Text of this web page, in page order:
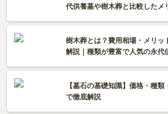
代供養墓や樹木葬と比較したメ
樹木葬とは？費用相場・メリッ
解説｜種類が豊富で人気の永代
【墓石の基礎知識】価格・種
で徹底解説